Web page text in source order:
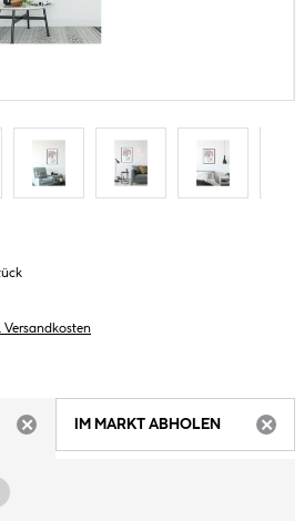
Versandkosten
IM MARKT ABHOLEN